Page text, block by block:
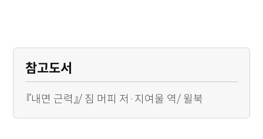
참고도서
『내면 근력』/ 짐 머피 저·지여울 역/ 윌북